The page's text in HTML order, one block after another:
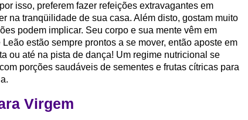
isso, preferem fazer refeições extravagantes em
na tranqüilidade de sua casa. Além disto, gostam muito
podem implicar. Seu corpo e sua mente vêm em
estão sempre prontos a se mover, então aposte em
ou até na pista de dança! Um regime nutricional se
porções saudáveis de sementes e frutas cítricas para
Virgem